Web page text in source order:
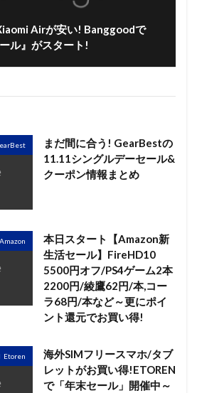
Airが安い! Banggoodで
ル』がスタート!
まだ間に合う! GearBestの
11.11シングルデーセール&
クーポン情報まとめ
Amazon
本日スタート【Amazon新
生活セール】FireHD10
5500円オフ/PS4ゲーム2本
2200円/綾鷹62円/本,コー
ラ68円/本など～更にポイ
ント還元でお買い得!
Etoren
海外SIMフリースマホ/タブ
レットがお買い得!ETOREN
で「年末セール」開催中～